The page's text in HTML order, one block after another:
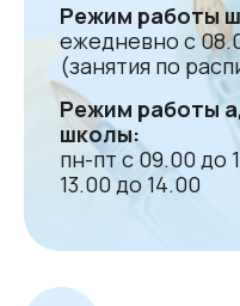
Режим работы
ежедневно с
(занятия по
Режим работы
школы:
пн-пт с 09.00 до
13.00 до 14.00